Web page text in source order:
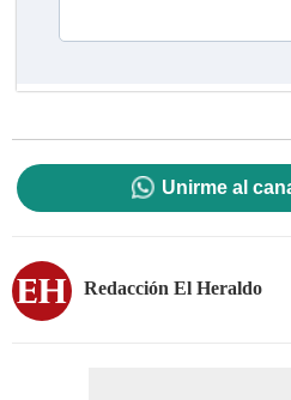
Unirme al
Redacción El Heraldo